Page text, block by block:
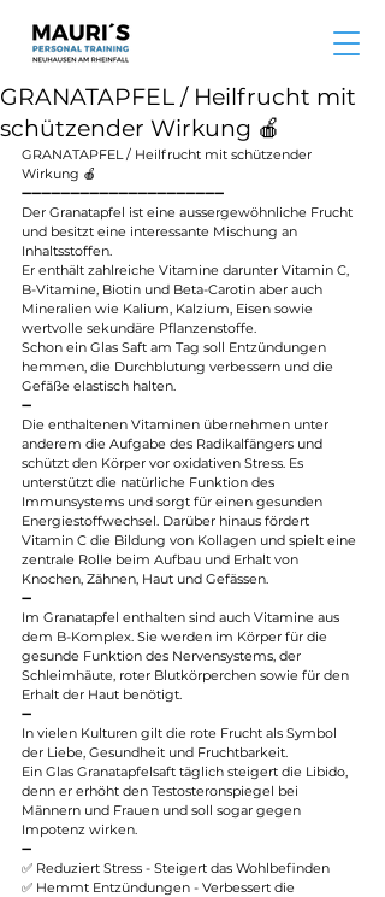
GRANATAPFEL / Heilfrucht mit
schützender Wirkung 🍎
GRANATAPFEL / Heilfrucht mit schützender
Wirkung 🍎
➖➖➖➖➖➖➖➖➖➖➖➖➖➖➖➖➖➖➖➖➖
Der Granatapfel ist eine aussergewöhnliche Frucht
und besitzt eine interessante Mischung an
Inhaltsstoffen.
Er enthält zahlreiche Vitamine darunter Vitamin C,
B-Vitamine, Biotin und Beta-Carotin aber auch
Mineralien wie Kalium, Kalzium, Eisen sowie
wertvolle sekundäre Pflanzenstoffe.
Schon ein Glas Saft am Tag soll Entzündungen
hemmen, die Durchblutung verbessern und die
Gefäße elastisch halten.
➖
Die enthaltenen Vitaminen übernehmen unter
anderem die Aufgabe des Radikalfängers und
schützt den Körper vor oxidativen Stress. Es
unterstützt die natürliche Funktion des
Immunsystems und sorgt für einen gesunden
Energiestoffwechsel. Darüber hinaus fördert
Vitamin C die Bildung von Kollagen und spielt eine
zentrale Rolle beim Aufbau und Erhalt von
Knochen, Zähnen, Haut und Gefässen.
➖
Im Granatapfel enthalten sind auch Vitamine aus
dem B-Komplex. Sie werden im Körper für die
gesunde Funktion des Nervensystems, der
Schleimhäute, roter Blutkörperchen sowie für den
Erhalt der Haut benötigt.
➖
In vielen Kulturen gilt die rote Frucht als Symbol
der Liebe, Gesundheit und Fruchtbarkeit.
Ein Glas Granatapfelsaft täglich steigert die Libido,
denn er erhöht den Testosteronspiegel bei
Männern und Frauen und soll sogar gegen
Impotenz wirken.
➖
✅ Reduziert Stress - Steigert das Wohlbefinden
✅ Hemmt Entzündungen - Verbessert die